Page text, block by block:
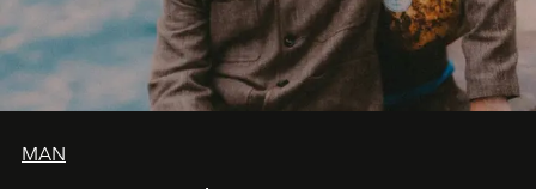
MAN